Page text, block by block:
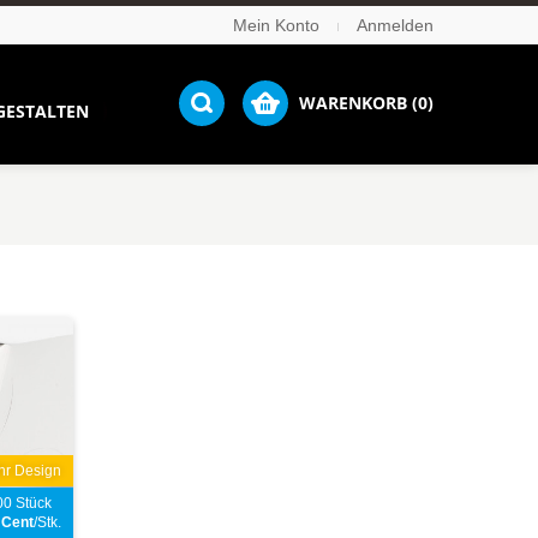
Mein Konto Anmelden
WARENKORB (0)
Design
Stück
Cent/Stk.